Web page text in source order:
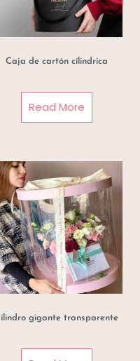
Caja de cartón cílindrica
Read More
gigante transparente